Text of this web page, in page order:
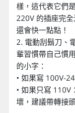
樣，這代表它們
220V 的插座完
還會快一點點！
2. 電動刮鬍刀、
輩習慣帶自己慣
的小字：
• 如果寫 100V-
• 如果只寫 110V
壞，建議帶轉接